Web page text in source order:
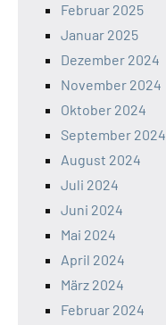
Februar 2025
Januar 2025
Dezember 2024
November 2024
Oktober 2024
September 2024
August 2024
Juli 2024
Juni 2024
Mai 2024
April 2024
März 2024
Februar 2024